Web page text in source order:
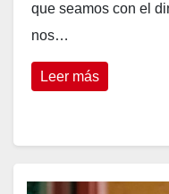
que seamos con el
nos…
Leer más